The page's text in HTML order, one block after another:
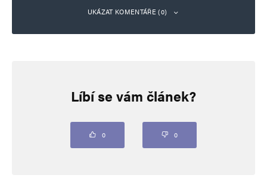
UKÁZAT KOMENTÁŘE (0)
Vaše e-mailová adresa nebude zveřejněna. Vyžadované informace jsou
Líbí se vám článek?
0 0